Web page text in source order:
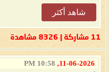
شاهد أكثر
11 مشاركة | 8326 مشاهدة
11-06-2026,
10:58 PM